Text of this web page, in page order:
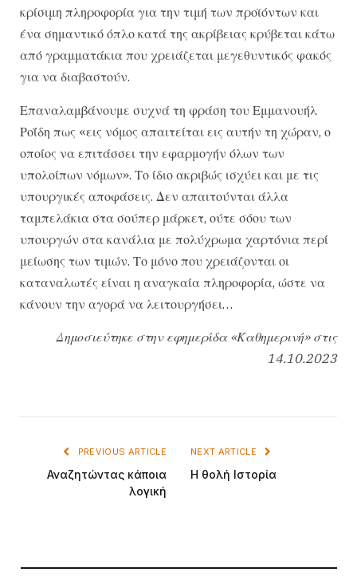
κρίσιμη πληροφορία για την τιμή των προϊόντων και
ένα σημαντικό όπλο κατά της ακρίβειας κρύβεται κάτω
από γραμματάκια που χρειάζεται μεγεθυντικός φακός
για να διαβαστούν.
Επαναλαμβάνουμε συχνά τη φράση του Εμμανουήλ
Ροΐδη πως «εις νόμος απαιτείται εις αυτήν τη χώραν, ο
οποίος να επιτάσσει την εφαρμογήν όλων των
υπολοίπων νόμων». Το ίδιο ακριβώς ισχύει και με τις
υπουργικές αποφάσεις. Δεν απαιτούνται άλλα
ταμπελάκια στα σούπερ μάρκετ, ούτε σόου των
υπουργών στα κανάλια με πολύχρωμα χαρτόνια περί
μείωσης των τιμών. Το μόνο που χρειάζονται οι
καταναλωτές είναι η αναγκαία πληροφορία, ώστε να
κάνουν την αγορά να λειτουργήσει…
Δημοσιεύτηκε στην εφημερίδα «Καθημερινή» στις
14.10.2023
PREVIOUS ARTICLE
Αναζητώντας κάποια
λογική
NEXT ARTICLE
Η θολή Ιστορία